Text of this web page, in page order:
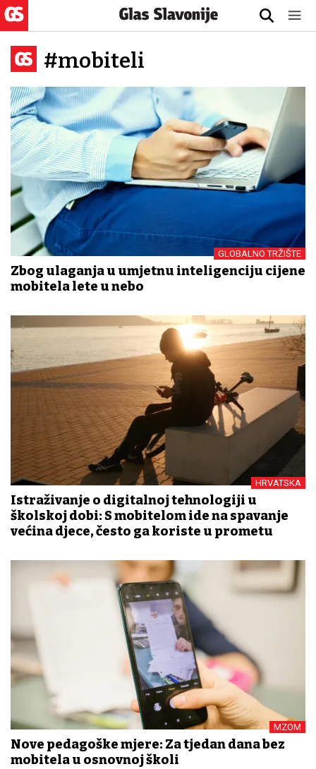
#mobiteli
GLOBALNO TRŽIŠTE
Zbog ulaganja u umjetnu inteligenciju cijene
mobitela lete u nebo
HRVATSKA
Istraživanje o digitalnoj tehnologiji u
školskoj dobi: S mobitelom ide na spavanje
većina djece, često ga koriste u prometu
MZOM
Nove pedagoške mjere: Za tjedan dana bez
mobitela u osnovnoj školi